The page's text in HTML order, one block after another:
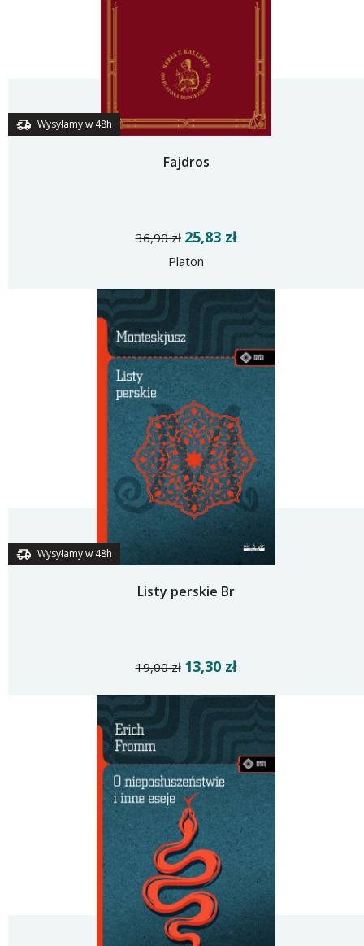
Wysyłamy w 48h
Fajdros
36,90 zł 25,83 zł
Platon
Wysyłamy w 48h
Listy perskie Br
19,00 zł 13,30 zł